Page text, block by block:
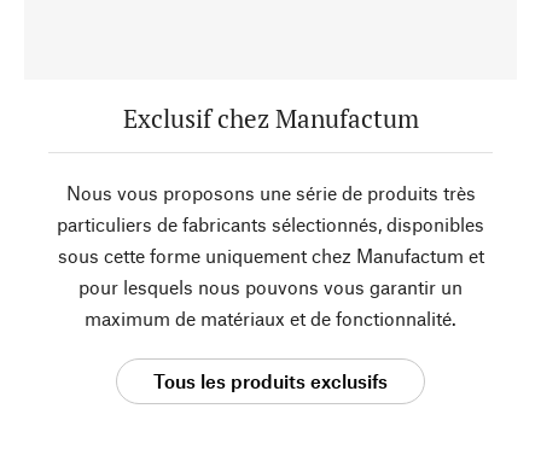
Exclusif chez Manufactum
Nous vous proposons une série de produits très
particuliers de fabricants sélectionnés, disponibles
sous cette forme uniquement chez Manufactum et
pour lesquels nous pouvons vous garantir un
maximum de matériaux et de fonctionnalité.
Tous les produits exclusifs